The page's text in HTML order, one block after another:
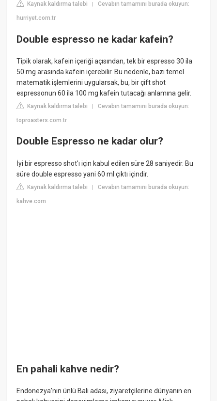
Kaynak kaldırma talebi |Cevabın tamamını burada okuyun:
hurriyet.com.tr
Double espresso ne kadar kafein?
Tipik olarak, kafein içeriği açısından, tek bir espresso 30 ila
50 mg arasında kafein içerebilir. Bu nedenle, bazı temel
matematik işlemlerini uygularsak, bu, bir çift shot
espressonun 60 ila 100 mg kafein tutacağı anlamına gelir.
Kaynak kaldırma talebi |Cevabın tamamını burada okuyun:
toproasters.com.tr
Double Espresso ne kadar olur?
İyi bir espresso shot'ı için kabul edilen süre 28 saniyedir. Bu
süre double espresso yani 60 ml çıktı içindir.
Kaynak kaldırma talebi |Cevabın tamamını burada okuyun:
kahve.com
En pahali kahve nedir?
Endonezya'nın ünlü Bali adası, ziyaretçilerine dünyanın en